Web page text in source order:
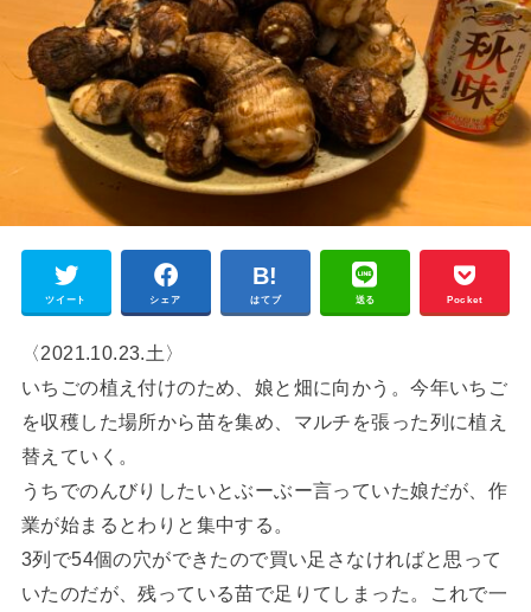
ツイート シェア はてブ 送る Pocket
〈2021.10.23.土〉
いちごの植え付けのため、娘と畑に向かう。今年いちご
を収穫した場所から苗を集め、マルチを張った列に植え
替えていく。
うちでのんびりしたいとぶーぶー言っていた娘だが、作
業が始まるとわりと集中する。
3列で54個の穴ができたので買い足さなければと思って
いたのだが、残っている苗で足りてしまった。これで一